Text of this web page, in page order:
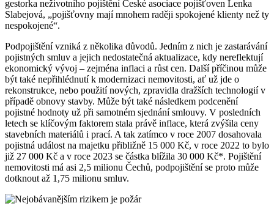
gestorka neživotního pojištění České asociace pojišťoven Lenka
Slabejová, „pojišťovny mají mnohem raději spokojené klienty než ty
nespokojené“.
Podpojištění vzniká z několika důvodů. Jedním z nich je zastarávání
pojistných smluv a jejich nedostatečná aktualizace, kdy nereflektují
ekonomický vývoj – zejména inflaci a růst cen. Další příčinou může
být také nepřihlédnutí k modernizaci nemovitosti, ať už jde o
rekonstrukce, nebo použití nových, zpravidla dražších technologií v
případě obnovy stavby. Může být také následkem podcenění
pojistné hodnoty už při samotném sjednání smlouvy. V posledních
letech se klíčovým faktorem stala právě inflace, která zvýšila ceny
stavebních materiálů i prací. A tak zatímco v roce 2007 dosahovala
pojistná událost na majetku přibližně 15 000 Kč, v roce 2022 to bylo
již 27 000 Kč a v roce 2023 se částka blížila 30 000 Kč*. Pojištění
nemovitosti má asi 2,5 milionu Čechů, podpojištění se proto může
dotknout až 1,75 milionu smluv.